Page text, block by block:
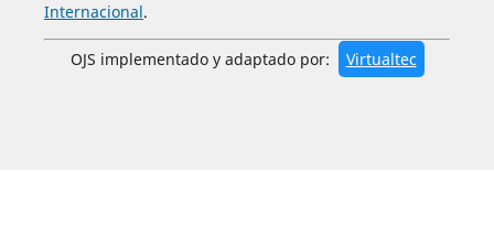
Internacional.
OJS implementado y adaptado por: Virtualtec